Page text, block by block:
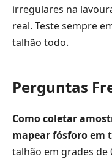
irregulares na
real. Teste sempre
talhão todo.
Perguntas
Como coletar
mapear fósforo em
talhão em grades de